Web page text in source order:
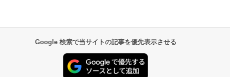
Google 検索で当サイトの記事を優先表示させる